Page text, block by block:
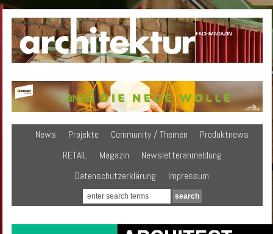
News Projekte Community / Themen
Produktnews
RETAIL
Magazin
Newsletteranmeldung
Datenschutzerklärung
Impressum